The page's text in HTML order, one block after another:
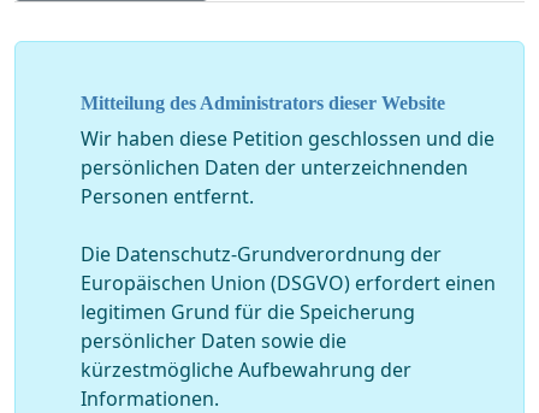
Mitteilung des Administrators dieser Website
Wir haben diese Petition geschlossen und die
persönlichen Daten der unterzeichnenden
Personen entfernt.
Die Datenschutz-Grundverordnung der
Europäischen Union (DSGVO) erfordert einen
legitimen Grund für die Speicherung
persönlicher Daten sowie die
kürzestmögliche Aufbewahrung der
Informationen.